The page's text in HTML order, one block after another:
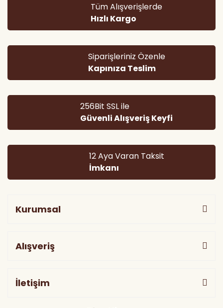
Ürün resmi kalitesiz, bozuk veya görüntülenemiyor.
Ürün açıklamasında eksik bilgiler bulunuyor.
Ürün fiyatı diğer sitelerden daha pahalı.
Gönder
Tüm Alışverişlerde
Hızlı Kargo
Siparişleriniz Özenle
Kapınıza Teslim
256Bit SSL ile
Güvenli Alışveriş Keyfi
12 Aya Varan Taksit
İmkanı
Kurumsal
Alışveriş
İletişim